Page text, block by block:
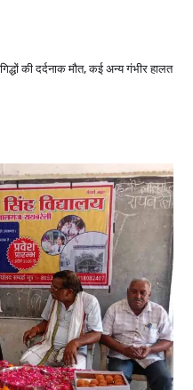
की दर्दनाक मौत, कई अन्य गंभीर हालत